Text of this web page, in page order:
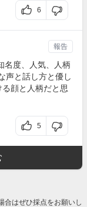
6
名度、人気、人柄
声と話し方と優し
顔と人柄だと思
5
報告
合はぜひ採点をお願いし